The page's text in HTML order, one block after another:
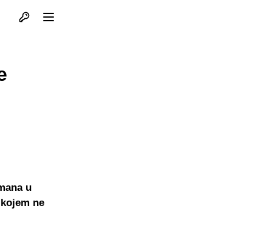
Otvori profil
u
ne